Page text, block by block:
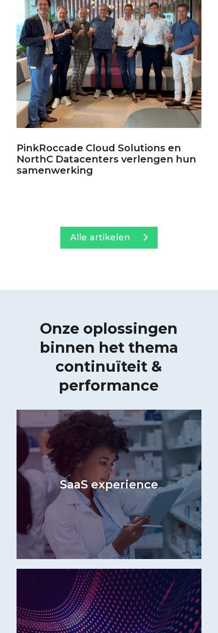
PinkRoccade Cloud Solutions en
NorthC Datacenters verlengen hun
samenwerking
Alle artikelen
Onze oplossingen
binnen het thema
continuïteit &
performance
SaaS experience